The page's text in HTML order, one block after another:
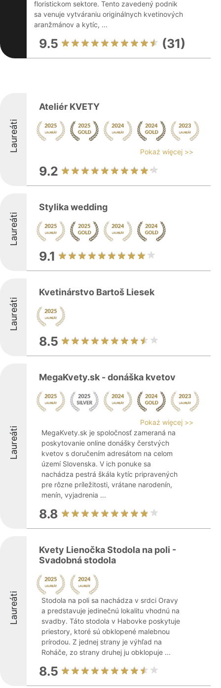
floristickom sektore. Tento zavedený podnik
sa venuje vytváraniu originálnych kvetinových
aranžmánov a kytíc, ...
9.5 (31)
Laureáti
Ateliér KVETY
Pokaż więcej >>
9.2
Laureáti
Stylika wedding
9.1
Laureáti
Kvetinárstvo Bartoš Liesek
8.5
Laureáti
MegaKvety.sk - donáška kvetov
Pokaż więcej >>
MegaKvety.sk je spoločnosť zameraná na
poskytovanie online donášky čerstvých
kvetov s doručením adresátom na celom
území Slovenska. V ich ponuke sa
nachádza pestrá škála kytíc pripravených
pre rôzne príležitosti, vrátane narodenín,
menín, vyjadrenia ...
8.8
Laureáti
Kvety Lienočka Stodola na poli -
Svadobná stodola
Stodola na poli sa nachádza v srdci Oravy
a predstavuje jedinečnú lokalitu vhodnú na
svadby. Táto stodola v Habovke poskytuje
priestory, ktoré sú obklopené malebnou
prírodou. Z jednej strany je výhľad na
Roháče, zo strany druhej ju obklopuje ...
8.5